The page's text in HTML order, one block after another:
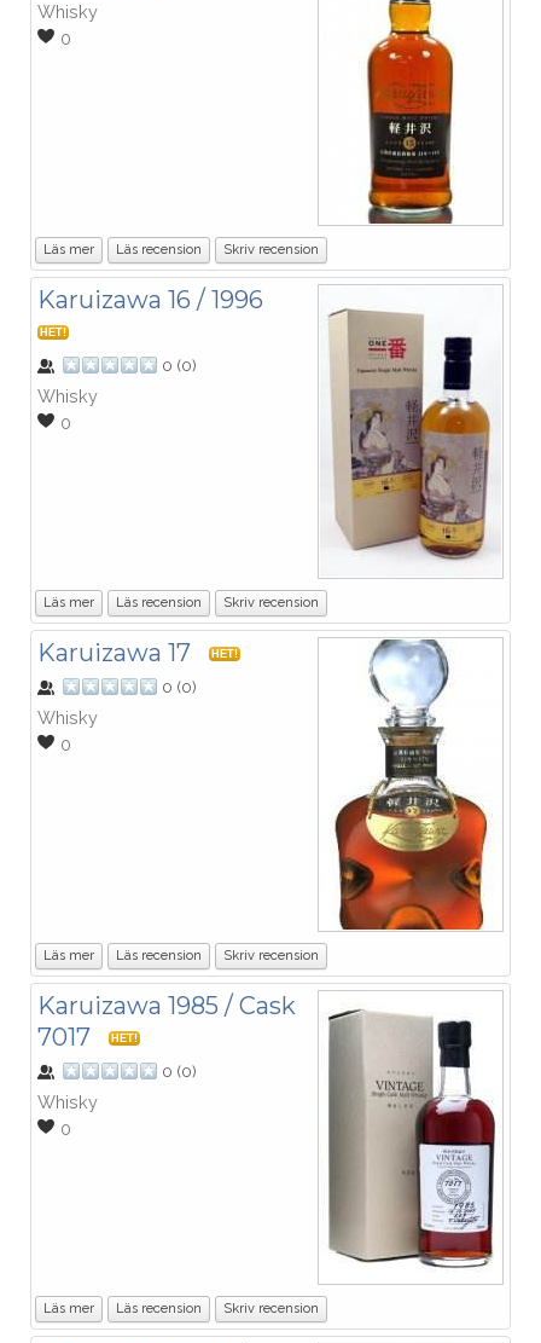
Whisky
0
Läs mer Läs recension Skriv recension
Karuizawa 16 / 1996
HET!
0 (0)
Whisky
0
Läs mer Läs recension Skriv recension
Karuizawa 17 HET!
0 (0)
Whisky
0
Läs mer Läs recension Skriv recension
Karuizawa 1985 / Cask
7017
HET!
0 (0)
Whisky
0
Läs mer Läs recension Skriv recension